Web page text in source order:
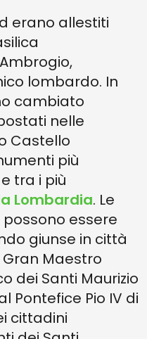
erano allestiti
lombardo. In
cambiato
nelle
Castello
più
tra i più
Lombardia. Le
essere
giunse in città
Maestro
dei Santi Maurizio
Pontefice Pio IV di
cittadini